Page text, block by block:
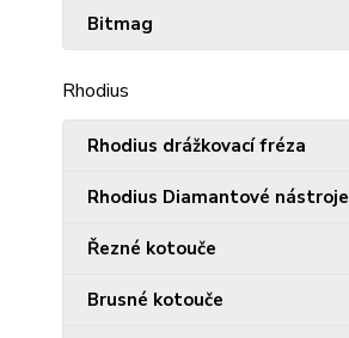
Bitmag
Rhodius
Rhodius drážkovací fréza
Rhodius Diamantové nástroje
Řezné kotouče
Brusné kotouče